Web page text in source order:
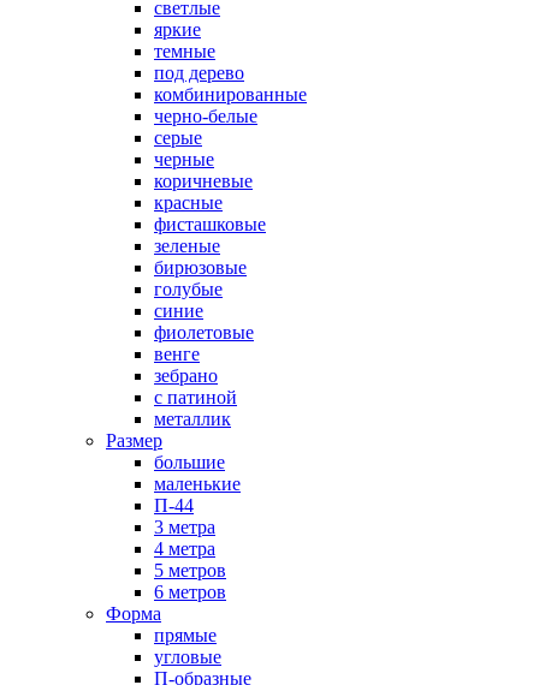
светлые
яркие
темные
под дерево
комбинированные
черно-белые
серые
черные
коричневые
красные
фисташковые
зеленые
бирюзовые
голубые
синие
фиолетовые
венге
зебрано
с патиной
металлик
Размер
большие
маленькие
П-44
3 метра
4 метра
5 метров
6 метров
Форма
прямые
угловые
П-образные